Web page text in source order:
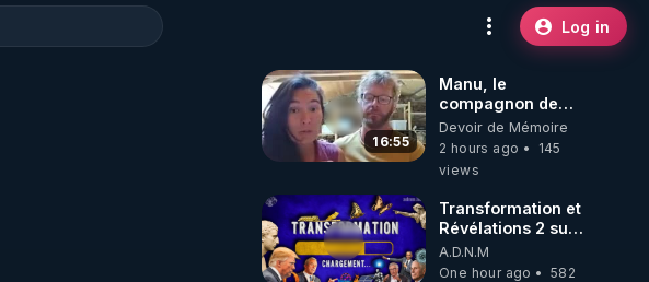
Log in
16:55
Manu, le
compagnon de
Kyria, raconte sa
garde à vue
musclée.
Devoir de Mémoire
2 hours ago
145
views
Transformation et
Révélations 2 sur
2 - live du
07/08/26
A.D.N.M
One hour ago
582